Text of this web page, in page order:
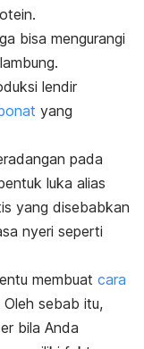
bisa mengurangi
lendir
yang
pada
luka alias
yang disebabkan
nyeri seperti
membuat cara
sebab itu,
bila Anda